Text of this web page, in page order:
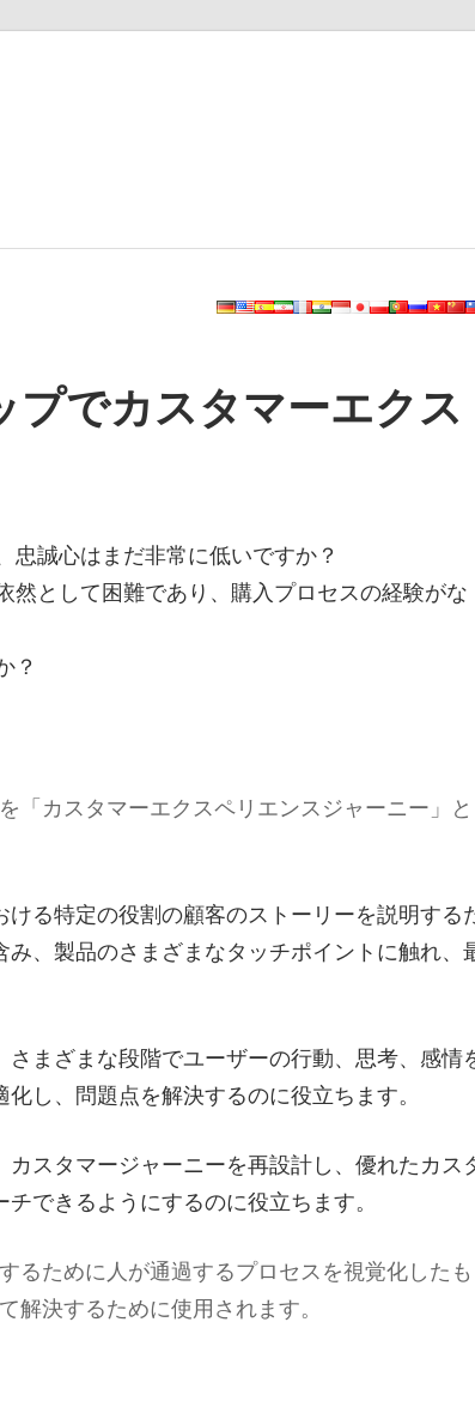
プでカスタマーエクス
忠誠心はまだ非常に低いですか？
然として困難であり、購入プロセスの経験がな
？
「カスタマーエクスペリエンスジャーニー」と
る特定の役割の顧客のストーリーを説明する
、製品のさまざまなタッチポイントに触れ、
まざまな段階でユーザーの行動、思考、感情
し、問題点を解決するのに役立ちます。
スタマージャーニーを再設計し、優れたカス
できるようにするのに役立ちます。
るために人が通過するプロセスを視覚化したも
解決するために使用されます。